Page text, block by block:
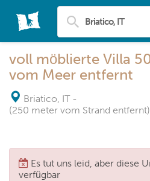
voll möblierte Villa
vom Meer entfernt
Briatico, IT -
(250 meter vom Strand entfernt)
Es tut uns leid, aber diese
verfügbar